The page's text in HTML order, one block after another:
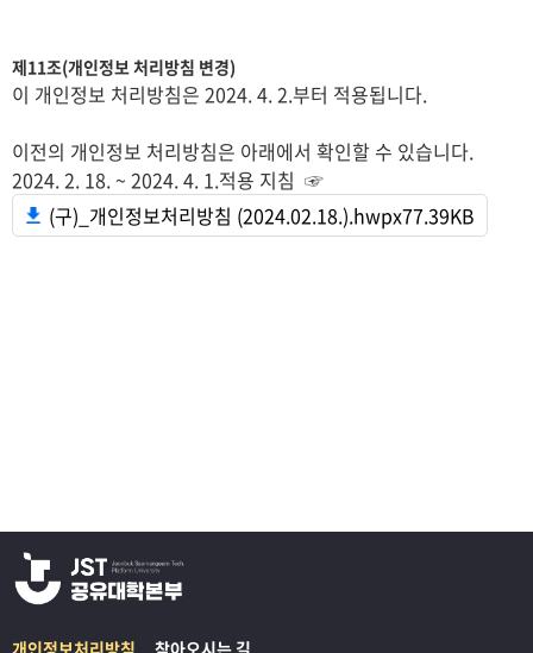
제11조(개인정보 처리방침 변경)
이 개인정보 처리방침은 2024. 4. 2.부터 적용됩니다.
이전의 개인정보 처리방침은 아래에서 확인할 수 있습니다.
2024. 2. 18. ~ 2024. 4. 1.적용 지침 ☞
(구)_개인정보처리방침 (2024.02.18.).hwpx77.39KB
개인정보처리방침 찾아오시는 길